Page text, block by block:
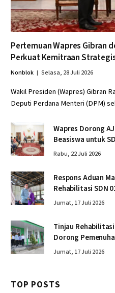
Pertemuan Wapres Gibran
Perkuat Kemitraan
Nonblok Selasa, 28 Juli 2026
Wakil Presiden (Wapres) Gibran
Deputi Perdana Menteri (DPM)
Wapres Dorong
Beasiswa untuk
Rabu, 22 Juli 2026
Respons Aduan
Rehabilitasi SDN
Jumat, 17 Juli 2026
Tinjau
Dorong
Jumat, 17 Juli 2026
TOP POSTS